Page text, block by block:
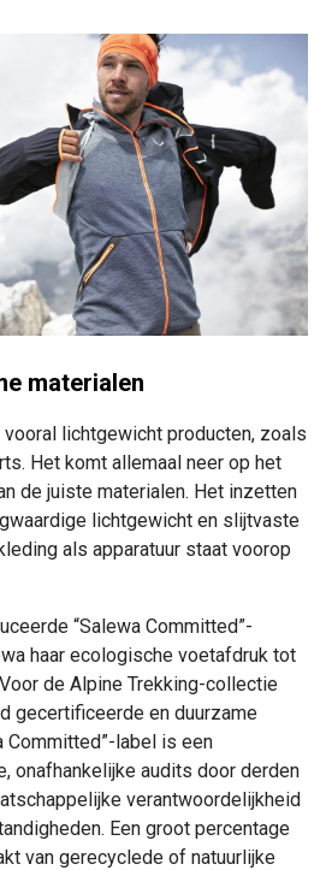
materialen
lichtgewicht producten, zoals
Het komt allemaal neer op het
de juiste materialen. Het inzetten
lichtgewicht en slijtvaste
als apparatuur staat voorop
“Salewa Committed”-
haar ecologische voetafdruk tot
de Alpine Trekking-collectie
gecertificeerde en duurzame
Committed”-label is een
onafhankelijke audits door derden
verantwoordelijkheid
Een groot percentage
van gerecyclede of natuurlijke